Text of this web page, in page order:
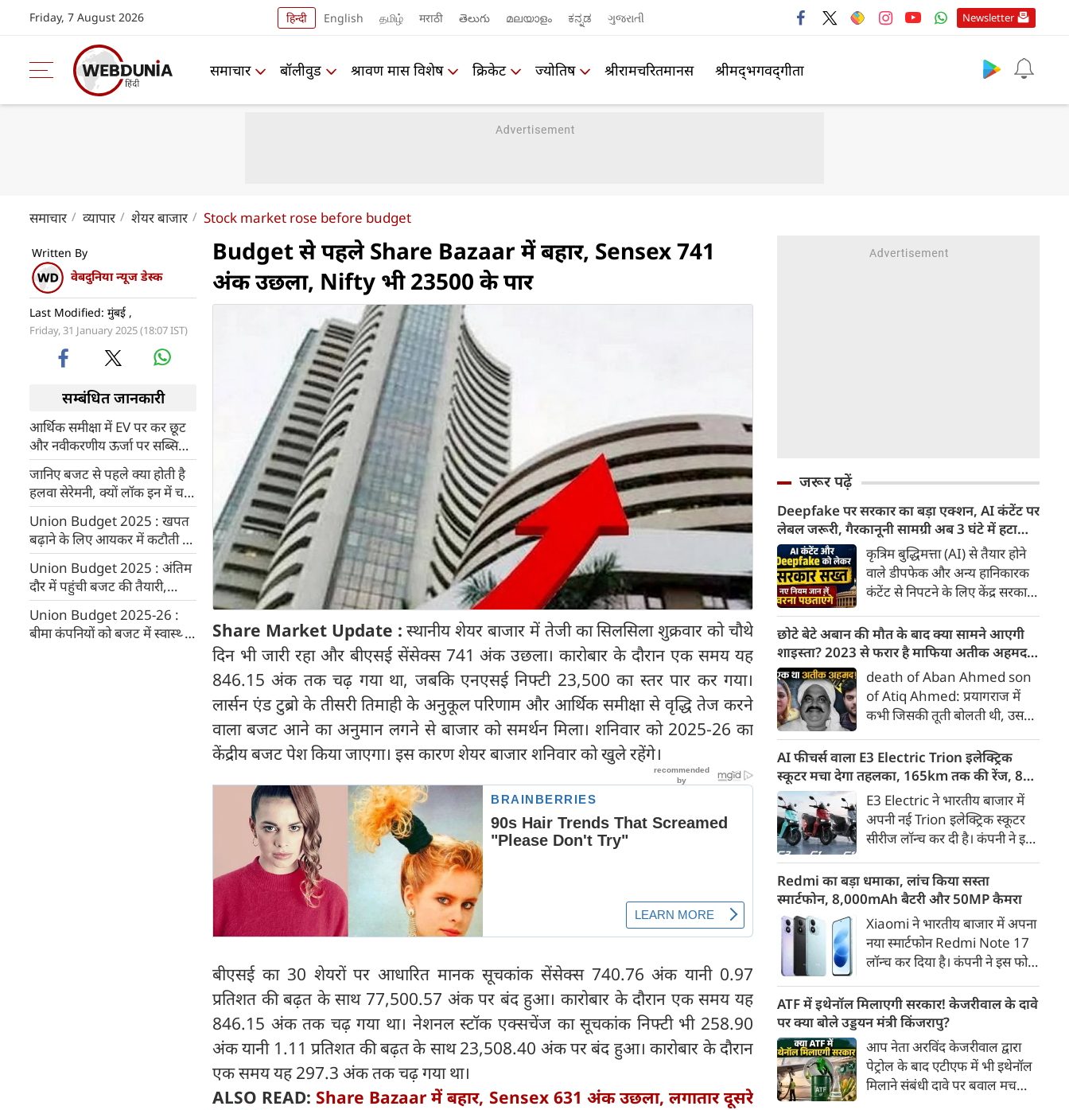
Friday, 7 August 2026 हिन्दी English தமிழ் मराठी తెలుగు മലയാളം ಕನ್ನಡ ગુજરાતી Newsletter
समाचार बॉलीवुड श्रावण मास विशेष क्रिकेट ज्योतिष श्रीरामचरितमानस श्रीमद्‍भगवद्‍गीता
समाचार व्यापार शेयर बाजार Stock market rose before budget
Written By
वेबदुनिया न्यूज डेस्क
Last Modified: मुंबई ,
Friday, 31 January 2025 (18:07 IST)
सम्बंधित जानकारी
आर्थिक समीक्षा में EV पर कर छूट
और नवीकरणीय ऊर्जा पर सब्सिडी
देने का सुझाव
जानिए बजट से पहले क्या होती है
हलवा सेरेमनी, क्यों लॉक इन में चले
जाते हैं अधिकारी
Union Budget 2025 : खपत
बढ़ाने के लिए आयकर में कटौती की
जरूरत, वित्तीय सेवा कंपनी ने की
यह मांग
Union Budget 2025 : अंतिम
दौर में पहुंची बजट की तैयारी,
हलवा समारोह में शामिल हुईं
वित्तमंत्री
Union Budget 2025-26 :
बीमा कंपनियों को बजट में स्वास्थ्य
Budget से पहले Share Bazaar में बहार, Sensex 741
अंक उछला, Nifty भी 23500 के पार
Share Market Update : स्थानीय शेयर बाजार में तेजी का सिलसिला शुक्रवार को चौथे
दिन भी जारी रहा और बीएसई सेंसेक्स 741 अंक उछला। कारोबार के दौरान एक समय यह
846.15 अंक तक चढ़ गया था, जबकि एनएसई निफ्टी 23,500 का स्तर पार कर गया।
लार्सन एंड टुब्रो के तीसरी तिमाही के अनुकूल परिणाम और आर्थिक समीक्षा से वृद्धि तेज करने
वाला बजट आने का अनुमान लगने से बाजार को समर्थन मिला। शनिवार को 2025-26 का
केंद्रीय बजट पेश किया जाएगा। इस कारण शेयर बाजार शनिवार को खुले रहेंगे।
बीएसई का 30 शेयरों पर आधारित मानक सूचकांक सेंसेक्स 740.76 अंक यानी 0.97
प्रतिशत की बढ़त के साथ 77,500.57 अंक पर बंद हुआ। कारोबार के दौरान एक समय यह
846.15 अंक तक चढ़ गया था। नेशनल स्टॉक एक्सचेंज का सूचकांक निफ्टी भी 258.90
अंक यानी 1.11 प्रतिशत की बढ़त के साथ 23,508.40 अंक पर बंद हुआ। कारोबार के दौरान
एक समय यह 297.3 अंक तक चढ़ गया था।
ALSO READ: Share Bazaar में बहार, Sensex 631 अंक उछला, लगातार दूसरे
जरूर पढ़ें
Deepfake पर सरकार का बड़ा एक्शन, AI कंटेंट पर
लेबल जरूरी, गैरकानूनी सामग्री अब 3 घंटे में हटानी
होगी, नए नियम जान लें वरना पछताएंगे
कृत्रिम बुद्धिमत्ता (AI) से तैयार होने
वाले डीपफेक और अन्य हानिकारक
कंटेंट से निपटने के लिए केंद्र सरकार
किया है। सरकार ने AI से तैयार कंटेंट
पर स्पष्ट लेबल और पहचान योग्य
मेटाडेटा उपलब्ध कराना अनिवार्य
किया है। साथ ही, सरकारी या
न्यायालय के आदेश के आधार पर
गैरकानूनी जानकारी हटाने की
समयसीमा 36 घंटे से घटाकर 3 घंटे
कर दी गई है।
छोटे बेटे अबान की मौत के बाद क्या सामने आएगी
शाइस्ता? 2023 से फरार है माफिया अतीक अहमद
की पत्नी
death of Aban Ahmed son
of Atiq Ahmed: प्रयागराज में
कभी जिसकी तूती बोलती थी, उस
अहमद के कुनबे पर कानून और
किस्मत की दोहरी मार पड़ रही है।
जिस झांसी जिले में अप्रैल 2023 में
अतीक के एनकाउंटर में मारे गए बेटे
असद की सांसें थमी थीं, उसी झांसी में
अब उसके छोटे बेटे अबान की भीषण
सड़क दुर्घटना में जान चली गई है।
AI फीचर्स वाला E3 Electric Trion इलेक्ट्रिक
स्कूटर मचा देगा तहलका, 165km तक की रेंज, 8
साल की बैटरी वारंटी, कीमत जानेंगे तो हो जाएंगे
हैरान
E3 Electric ने भारतीय बाजार में
अपनी नई Trion इलेक्ट्रिक स्कूटर
सीरीज लॉन्च कर दी है। कंपनी ने इसे
पेश किया है। Trion की शुरुआती
कीमत 99,999 रुपए (एक्स-शोरूम,
बेंगलुरु) रखी गई है। फिलहाल इसकी
बुकिंग बेंगलुरु के ग्राहकों के लिए
कंपनी की आधिकारिक वेबसाइट के
जरिए शुरू की गई है। आने वाले समय
में इसे दूसरे शहरों में भी उपलब्ध
कराया जाएगा।
Redmi का बड़ा धमाका, लांच किया सस्ता
स्मार्टफोन, 8,000mAh बैटरी और 50MP कैमरा
Xiaomi ने भारतीय बाजार में अपना
नया स्मार्टफोन Redmi Note 17
लॉन्च कर दिया है। कंपनी ने इस फोन
डिस्प्ले, 8,000mAh की बड़ी बैटरी
और Qualcomm Snapdragon
चिपसेट के साथ पेश किया है। फोन में
50MP का मेन कैमरा दिया गया है।
इसके अलावा Redmi Note 17 में
Corning Gorilla Glass 7i
ATF में इथेनॉल मिलाएगी सरकार! केजरीवाल के दावे
पर क्या बोले उड्डयन मंत्री किंजरापु?
आप नेता अरविंद केजरीवाल द्वारा
पेट्रोल के बाद एटीएफ में भी इथेनॉल
मिलाने संबंधी दावे पर बवाल मच